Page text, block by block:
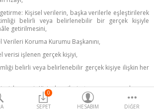
0
SEPET
HESABIM DIĞER
Kişisel verilerin, başka verilerle eşleştirilerek
belirli veya belirlenebilir bir gerçek kişiyle
getirilmesini,
Verileri Koruma Kurumu Başkanını,
verisi işlenen gerçek kişiyi,
belirli veya belirlenebilir gerçek kişiye ilişkin her
işlenmesi: Kişisel verilerin tamamen veya kısmen
bir veri kayıt sisteminin parçası olmak
yollarla elde edilmesi, kaydedilmesi,